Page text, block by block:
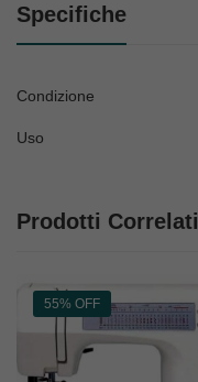
Specifiche
Condizione
Uso
Prodotti Correlati
55% OFF